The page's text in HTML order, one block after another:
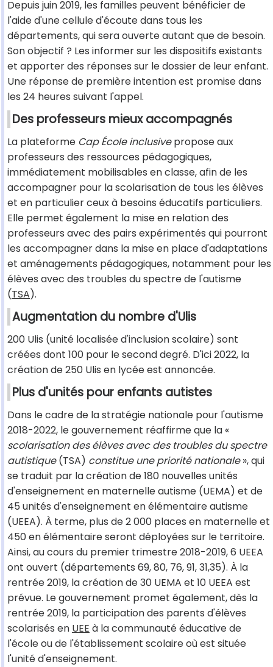
Depuis juin 2019, les familles peuvent bénéficier de
l'aide d'une cellule d'écoute dans tous les
départements, qui sera ouverte autant que de besoin.
Son objectif ? Les informer sur les dispositifs existants
et apporter des réponses sur le dossier de leur enfant.
Une réponse de première intention est promise dans
les 24 heures suivant l'appel.
Des professeurs mieux accompagnés
La plateforme Cap École inclusivepropose aux
professeurs des ressources pédagogiques,
immédiatement mobilisables en classe, afin de les
accompagner pour la scolarisation de tous les élèves
et en particulier ceux à besoins éducatifs particuliers.
Elle permet également la mise en relation des
professeurs avec des pairs expérimentés qui pourront
les accompagner dans la mise en place d'adaptations
et aménagements pédagogiques, notamment pour les
élèves avec des troubles du spectre de l'autisme
(TSA).
Augmentation du nombre d'Ulis
200 Ulis (unité localisée d'inclusion scolaire) sont
créées dont 100 pour le second degré. D'ici 2022, la
création de 250 Ulis en lycée est annoncée.
Plus d'unités pour enfants autistes
Dans le cadre de la stratégie nationale pour l'autisme
2018-2022, le gouvernement réaffirme que la «
scolarisation des élèves avec des troubles du spectre
autistique(TSA) constitue une priorité nationale», qui
se traduit par la création de 180 nouvelles unités
d'enseignement en maternelle autisme (UEMA) et de
45 unités d'enseignement en élémentaire autisme
(UEEA). À terme, plus de 2 000 places en maternelle et
450 en élémentaire seront déployées sur le territoire.
Ainsi, au cours du premier trimestre 2018-2019, 6 UEEA
ont ouvert (départements 69, 80, 76, 91, 31,35). À la
rentrée 2019, la création de 30 UEMA et 10 UEEA est
prévue. Le gouvernement promet également, dès la
rentrée 2019, la participation des parents d'élèves
scolarisés en UEE à la communauté éducative de
l'école ou de l'établissement scolaire où est située
l'unité d'enseignement.